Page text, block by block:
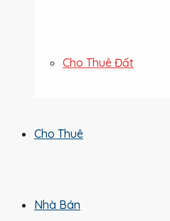
Cho Thuê Đất
Cho Thuê
Nhà Bán